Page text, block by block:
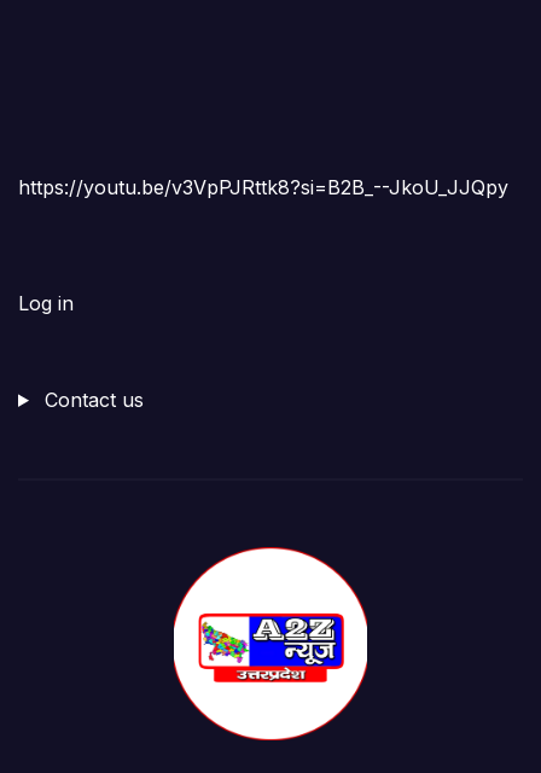
https://youtu.be/v3VpPJRttk8?si=B2B_--JkoU_JJQpy
Log in
Contact us